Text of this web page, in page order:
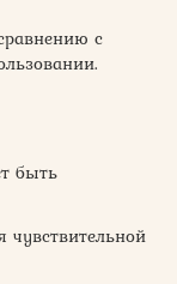
с
быть
чувствительной